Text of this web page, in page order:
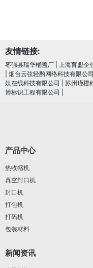
友情链接:
枣强县瑞华桶盖厂 上海育盟企
烟台云弦轻酌网络科技有限公司
娱在线科技有限公司
苏州瑾橙
博标识工程有限公司
产品中心
热收缩机
真空封口机
封口机
打包机
打码机
包装材料
新闻资讯